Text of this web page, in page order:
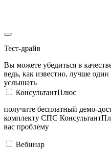
Тест-драйв
Вы можете убедиться в
ведь, как известно, лучше один
услышать
КонсультантПлюс
получите бесплатный демо-
комплекту СПС
вас проблему
Вебинар